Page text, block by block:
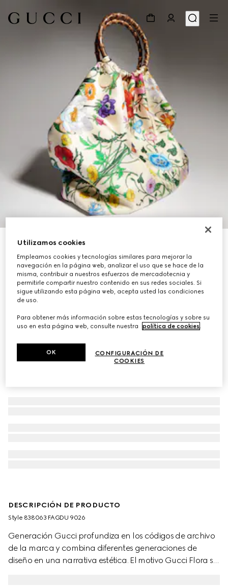
Maxi bolso tote de seda con asa de 'Bamboo'
€ 1.900
Variacionesseda blanca y multicolor
DESCRIPCIÓN DE PRODUCTO
Style ‎838063 FAGDU 9026
Generación Gucci profundiza en los códigos de archivo
de la marca y combina diferentes generaciones de
diseño en una narrativa estética. El motivo Gucci Flora se
Utilizamos cookies
Empleamos cookies y tecnologías similares para mejorar la
navegación en la página web, analizar el uso que se hace de la
misma, contribuir a nuestros esfuerzos de mercadotecnia y
permitirle compartir nuestro contenido en sus redes sociales. Si
sigue utilizando esta página web, acepta usted las condiciones
de uso.
Para obtener más información sobre estas tecnologías y sobre su
uso en esta página web, consulte nuestra
política de cookies
CONFIGURACIÓN DE
COOKIES
OK